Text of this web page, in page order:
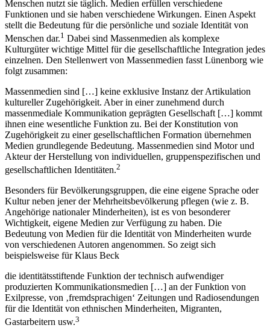
Menschen nutzt sie täglich. Medien erfüllen verschiedene
Funktionen und sie haben verschiedene Wirkungen. Einen Aspekt
stellt die Bedeutung für die persönliche und soziale Identität von
Menschen dar.1 Dabei sind Massenmedien als komplexe
Kulturgüter wichtige Mittel für die gesellschaftliche Integration jedes
einzelnen. Den Stellenwert von Massenmedien fasst Lünenborg wie
folgt zusammen:
Massenmedien sind […] keine exklusive Instanz der Artikulation
kultureller Zugehörigkeit. Aber in einer zunehmend durch
massenmediale Kommunikation geprägten Gesellschaft […] kommt
ihnen eine wesentliche Funktion zu. Bei der Konstitution von
Zugehörigkeit zu einer gesellschaftlichen Formation übernehmen
Medien grundlegende Bedeutung. Massenmedien sind Motor und
Akteur der Herstellung von individuellen, gruppenspezifischen und
gesellschaftlichen Identitäten.2
Besonders für Bevölkerungsgruppen, die eine eigene Sprache oder
Kultur neben jener der Mehrheitsbevölkerung pflegen (wie z. B.
Angehörige nationaler Minderheiten), ist es von besonderer
Wichtigkeit, eigene Medien zur Verfügung zu haben. Die
Bedeutung von Medien für die Identität von Minderheiten wurde
von verschiedenen Autoren angenommen. So zeigt sich
beispielsweise für Klaus Beck
die identitätsstiftende Funktion der technisch aufwendiger
produzierten Kommunikationsmedien […] an der Funktion von
Exilpresse, von ‚fremdsprachigen‘ Zeitungen und Radiosendungen
für die Identität von ethnischen Minderheiten, Migranten,
Gastarbeitern usw.3